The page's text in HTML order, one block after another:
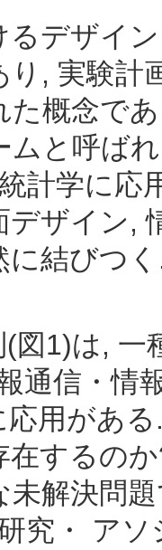
デザイ
, 実験計
た概念で
ムと呼ば
計学に応
デザイン,
に結びつ
図1)は,
通信・情
用があ
在するの
解決問
究・ ア